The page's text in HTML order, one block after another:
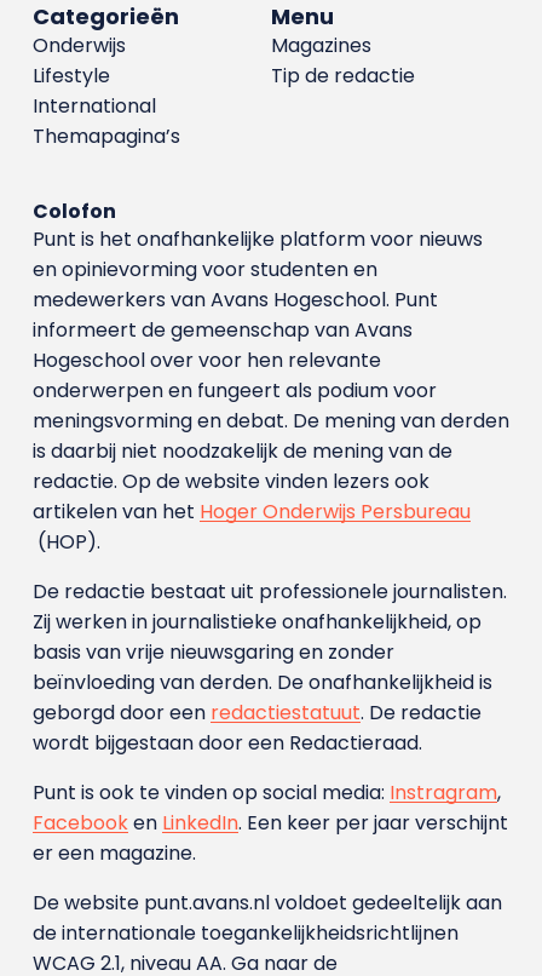
Menu
Magazines
Tip de redactie
Categorieën
Onderwijs
Lifestyle
International
Themapagina’s
Colofon
Punt is het onafhankelijke platform voor nieuws
en opinievorming voor studenten en
medewerkers van Avans Hoge­school. Punt
informeert de gemeenschap van Avans
Hogeschool over voor hen relevante
onderwerpen en fungeert als podium voor
meningsvorming en debat. De mening van derden
is daarbij niet noodzakelijk de mening van de
redactie. Op de website vinden lezers ook
artikelen van het Hoger Onderwijs Persbureau
(HOP).
De redactie bestaat uit professionele journalisten.
Zij werken in journalistieke onafhankelijkheid, op
basis van vrije nieuwsgaring en zonder
beïnvloeding van derden. De onafhankelijkheid is
geborgd door een redactiestatuut. De redactie
wordt bijgestaan door een Redactieraad.
Punt is ook te vinden op social media: Instragram,
Facebooken LinkedIn. Een keer per jaar verschijnt
er een magazine.
De website punt.avans.nl voldoet gedeeltelijk aan
de internationale toegankelijkheidsrichtlijnen
WCAG 2.1, niveau AA. Ga naar de